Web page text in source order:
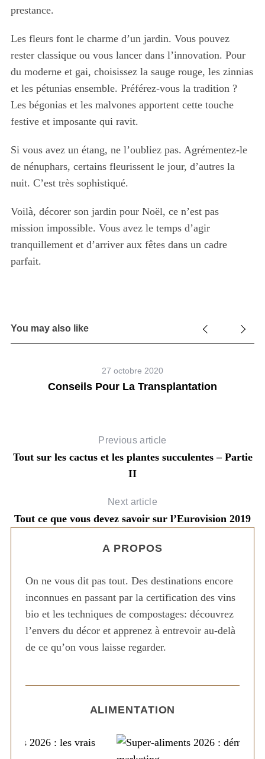
prestance.
Les fleurs font le charme d’un jardin. Vous pouvez
rester classique ou vous lancer dans l’innovation. Pour
du moderne et gai, choisissez la sauge rouge, les zinnias
et les pétunias ensemble. Préférez-vous la tradition ?
Les bégonias et les malvones apportent cette touche
festive et imposante qui ravit.
Si vous avez un étang, ne l’oubliez pas. Agrémentez-le
de nénuphars, certains fleurissent le jour, d’autres la
nuit. C’est très sophistiqué.
Voilà, décorer son jardin pour Noël, ce n’est pas
mission impossible. Vous avez le temps d’agir
tranquillement et d’arriver aux fêtes dans un cadre
parfait.
You may also like
27 octobre 2020
Conseils Pour La Transplantation
Previous article
Tout sur les cactus et les plantes succulentes – Partie
II
Next article
Tout ce que vous devez savoir sur l’Eurovision 2019
A PROPOS
On ne vous dit pas tout. Des destinations encore
inconnues en passant par la certification des vins
bio et les techniques de compostages: découvrez
l’envers du décor et apprenez à entrevoir au-delà
de ce qu’on vous laisse regarder.
ALIMENTATION
S
e
a